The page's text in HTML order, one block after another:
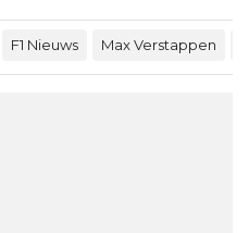
F1 Nieuws Max Verstappen